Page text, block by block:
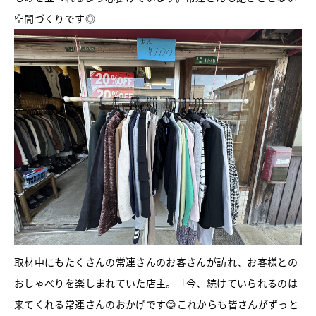
空間づくりです◎
取材中にもたくさんの常連さんのお客さんが訪れ、お客様との
おしゃべりを楽しまれていた店主。「今、続けていられるのは
来てくれる常連さんのおかげです😊これからも皆さんがずっと